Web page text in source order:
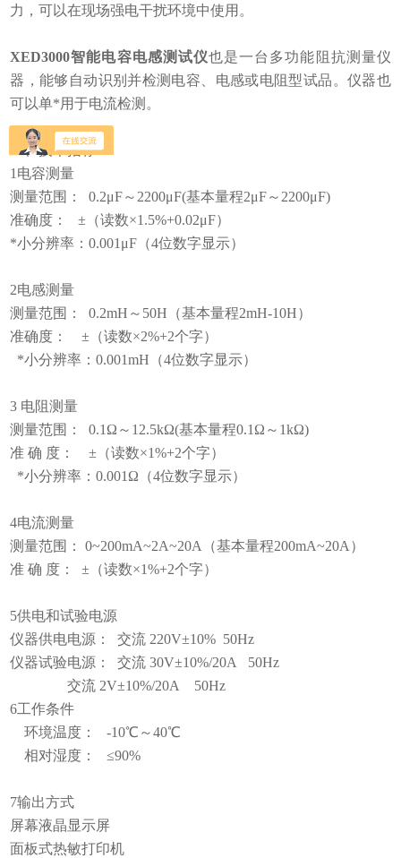
力，可以在现场强电干扰环境中使用。
XED3000智能电容电感测试仪也是一台多功能阻抗测量仪
器，能够自动识别并检测电容、电感或电阻型试品。仪器也
可以单*用于电流检测。
二、技术指标
1电容测量
测量范围： 0.2μF～2200μF(基本量程2μF～2200μF)
准确度： ±（读数×1.5%+0.02μF）
*小分辨率：0.001μF（4位数字显示）
2电感测量
测量范围： 0.2mH～50H（基本量程2mH-10H）
准确度： ±（读数×2%+2个字）
*小分辨率：0.001mH（4位数字显示）
3 电阻测量
测量范围： 0.1Ω～12.5kΩ(基本量程0.1Ω～1kΩ)
准 确 度： ±（读数×1%+2个字）
*小分辨率：0.001Ω（4位数字显示）
4电流测量
测量范围： 0~200mA~2A~20A（基本量程200mA~20A）
准 确 度： ±（读数×1%+2个字）
5供电和试验电源
仪器供电电源： 交流 220V±10% 50Hz
仪器试验电源： 交流 30V±10%/20A 50Hz
交流 2V±10%/20A 50Hz
6工作条件
环境温度： -10℃～40℃
相对湿度： ≤90%
7输出方式
屏幕液晶显示屏
面板式热敏打印机